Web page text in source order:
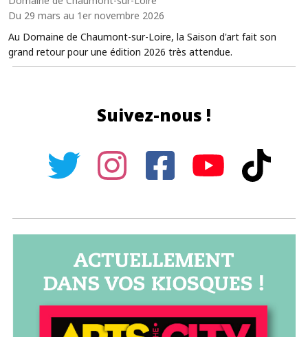
Du 29 mars au 1er novembre 2026
Au Domaine de Chaumont-sur-Loire, la Saison d'art fait son
grand retour pour une édition 2026 très attendue.
Suivez-nous !